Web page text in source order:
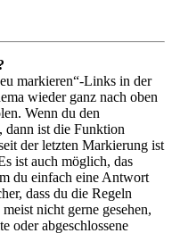
markieren“-Links in der
wieder ganz nach oben
Wenn du den
dann ist die Funktion
der letzten Markierung ist
ist auch möglich, das
du einfach eine Antwort
dass du die Regeln
nicht gerne gesehen,
oder abgeschlossene